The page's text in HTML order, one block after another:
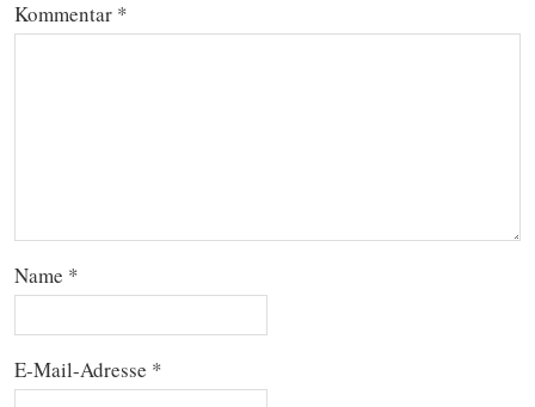
Kommentar *
Name *
E-Mail-Adresse *